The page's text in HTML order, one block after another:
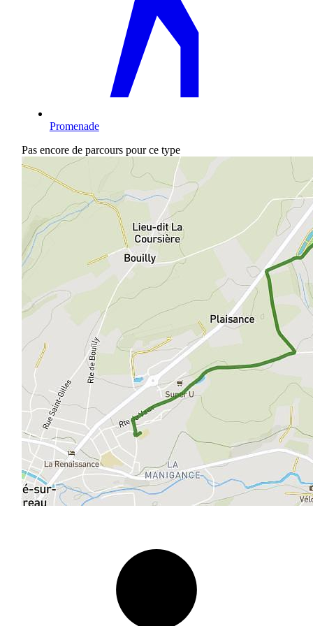
Promenade
Pas encore de parcours pour ce type